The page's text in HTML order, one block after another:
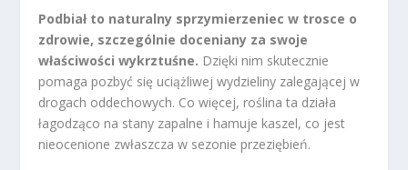
Podbiał to naturalny sprzymierzeniec w trosce o
zdrowie, szczególnie doceniany za swoje
właściwości wykrztuśne. Dzięki nim skutecznie
pomaga pozbyć się uciążliwej wydzieliny zalegającej w
drogach oddechowych. Co więcej, roślina ta działa
łagodząco na stany zapalne i hamuje kaszel, co jest
nieocenione zwłaszcza w sezonie przeziębień.